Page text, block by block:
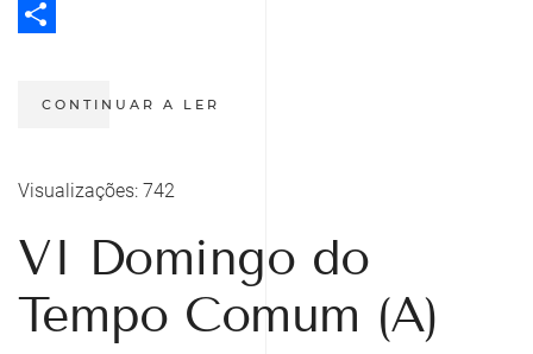
Twitter
CONTINUAR A LER
Visualizações: 742
VI Domingo do
Tempo Comum (A)